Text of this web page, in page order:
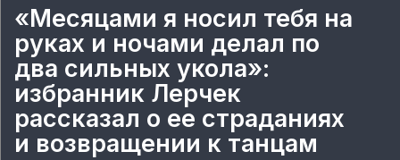
«Месяцами я носил тебя на
руках и ночами делал по
два сильных укола»:
избранник Лерчек
рассказал о ее страданиях
и возвращении к танцам